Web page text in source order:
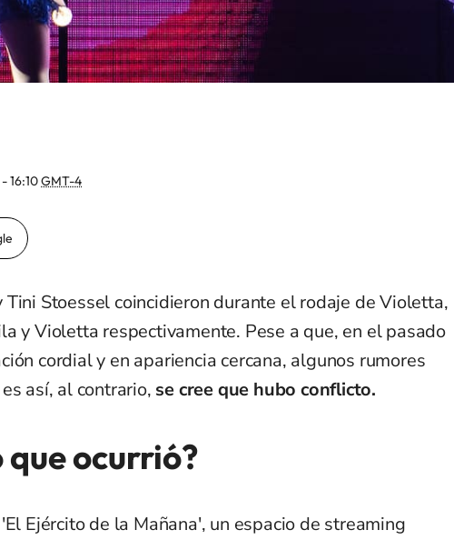
16:10GMT-4
Stoessel coincidieron durante el rodaje de Violetta,
y Violetta respectivamente. Pese a que, en el pasado
cordial y en apariencia cercana, algunos rumores
así, al contrario, se cree que hubo conflicto.
que ocurrió?
Ejército de la Mañana', un espacio de streaming